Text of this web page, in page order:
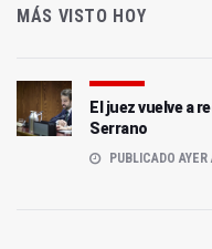
MÁS VISTO HOY
El juez vuelve a
Serrano
PUBLICADO